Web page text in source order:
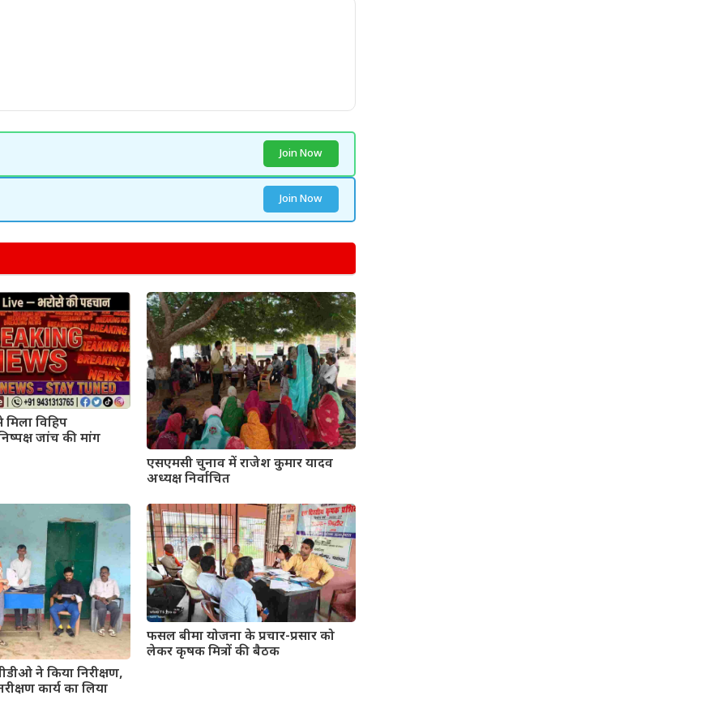
Join Now
Join Now
मिला विहिप
जांच की मांग
एसएमसी चुनाव में राजेश कुमार यादव
अध्यक्ष निर्वाचित
ने किया निरीक्षण,
कार्य का लिया
फसल बीमा योजना के प्रचार-प्रसार को
लेकर कृषक मित्रों की बैठक